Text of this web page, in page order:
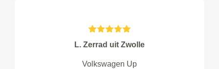
L. Zerrad uit Zwolle
Volkswagen Up